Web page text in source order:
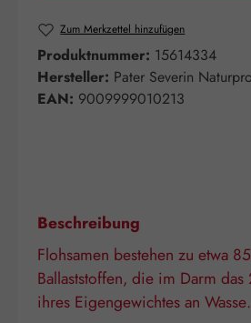
Zum Merkzettel hinzufügen
Produktnummer: 15614334
Hersteller: Pater Severin
EAN: 9009999010213
Beschreibung
Flohsamen bestehen zu etwa
Ballaststoffen, die im Darm
ihres Eigengewichtes an